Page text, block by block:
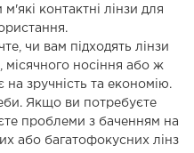
контактні лінзи для
чи вам підходять лінзи
носіння або ж
на зручність та економію.
Якщо ви потребуєте
проблеми з баченням на
або багатофокусних лінз